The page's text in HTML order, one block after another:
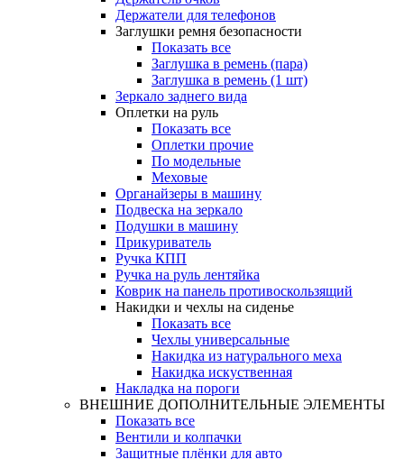
Держатели для телефонов
Заглушки ремня безопасности
Показать все
Заглушка в ремень (пара)
Заглушка в ремень (1 шт)
Зеркало заднего вида
Оплетки на руль
Показать все
Оплетки прочиe
По модельные
Меховые
Органайзеры в машину
Подвеска на зеркало
Подушки в машину
Прикуриватель
Ручка КПП
Ручка на руль лентяйка
Коврик на панель противоскользящий
Накидки и чехлы на сиденье
Показать все
Чехлы универсальные
Накидка из натурального меха
Накидка искуственная
Накладка на пороги
ВНЕШНИЕ ДОПОЛНИТЕЛЬНЫЕ ЭЛЕМЕНТЫ
Показать все
Вентили и колпачки
Защитные плёнки для авто